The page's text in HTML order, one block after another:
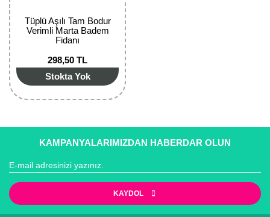
Tüplü Aşılı Tam Bodur
Verimli Marta Badem
Fidanı
298,50 TL
Stokta Yok
KAMPANYALARIMIZDAN HABERDAR OLUN
KAYDOL
Feijoa Fidanı
Fidan Anaçları ve Aşı Kalemleri
Fındık Fidanı
Frenk Üzümü Fidanı
Girebolu Fidanı
İncir Fidanı